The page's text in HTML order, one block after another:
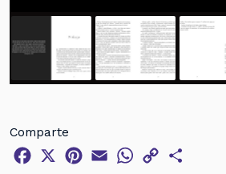
Comparte
Facebook
X Pinterest
Email WhatsApp
Copy
Link